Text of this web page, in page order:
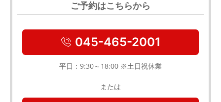
ご予約はこちらから
045-465-2001
平日：9:30～18:00 ※土日祝休業
または